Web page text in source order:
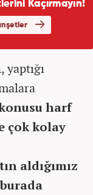
yaptığı
harf
çok kolay
aldığımız